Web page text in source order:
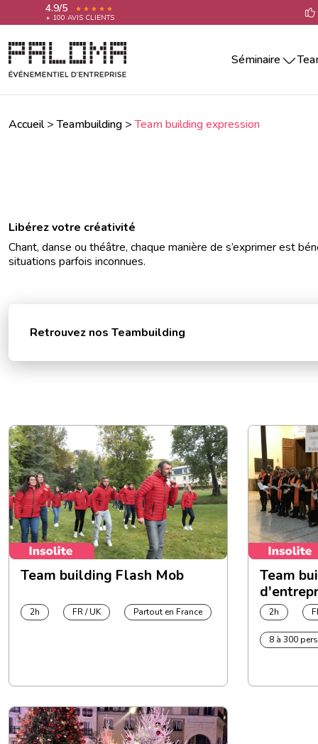
4.9/5
+ 100 AVIS CLIENTS
Séminaire
Séminaire Annecy
Séminaire Nantes
Séminaire Toulouse
Team building
Accueil>Teambuilding >Team building expression
Libérez votre créativité
Chant, danse ou théâtre, chaque manière de s’exprimer est
situations parfois inconnues.
Retrouvez nos Teambuilding
Team building Flash Mob
2h FR / UK Partout en France
Team
2h
8 à 300 pers